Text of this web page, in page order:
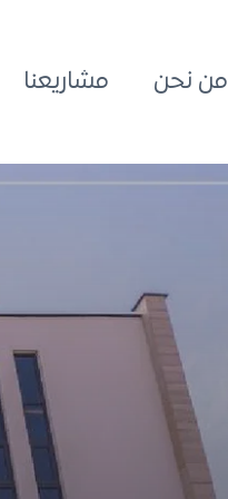
من نحن مشاريعنا